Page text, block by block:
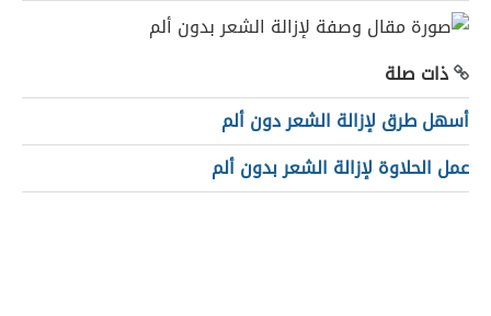
ذات صلة
أسهل طرق لإزالة الشعر دون ألم
عمل الحلاوة لإزالة الشعر بدون ألم